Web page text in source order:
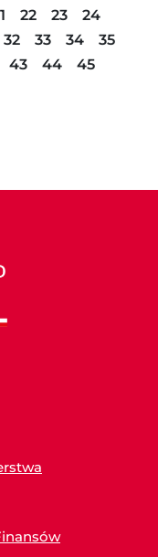
22 23
24
32 33 34
35
43 44
45